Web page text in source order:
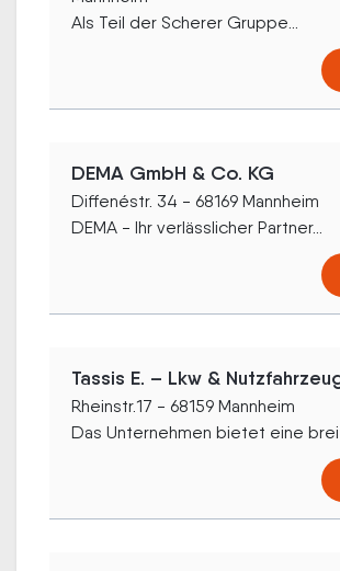
Als Teil der Scherer Gruppe...
DEMA GmbH & Co. KG
Diffenéstr. 34 - 68169 Mannheim
DEMA - Ihr verlässlicher Partner...
Tassis E. – Lkw &
Rheinstr.17 - 68159 Mannheim
Das Unternehmen bietet eine